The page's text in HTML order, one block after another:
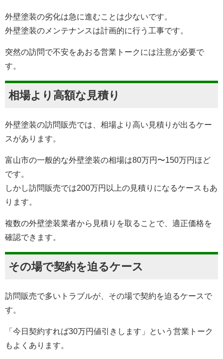
外壁塗装の劣化は急に進むことは少ないです。
外壁塗装のメンテナンスは計画的に行う工事です。
突然の訪問で不安をあおる営業トークには注意が必要で
す。
相場より高額な見積り
外壁塗装の訪問販売では、相場より高い見積りが出るケー
スがあります。
富山市の一般的な外壁塗装の相場は80万円〜150万円ほど
です。
しかし訪問販売では200万円以上の見積りになるケースもあ
ります。
複数の外壁塗装業者から見積りを取ることで、適正価格を
確認できます。
その場で契約を迫るケース
訪問販売で多いトラブルが、その場で契約を迫るケースで
す。
「今日契約すれば30万円値引きします」という営業トーク
もよくあります。